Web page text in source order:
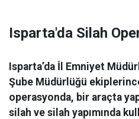
Isparta'da Silah
Isparta’da İl Emniyet
Şube Müdürlüğü
operasyonda, bir araçta
silah ve silah yapımında